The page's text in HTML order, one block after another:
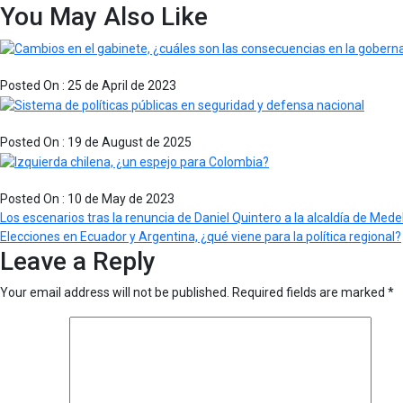
You May Also Like
Posted On : 25 de April de 2023
Posted On : 19 de August de 2025
Posted On : 10 de May de 2023
Post
navigation
Previous
post:
Los escenarios tras la renuncia de Daniel Quintero a la alcaldía de
Next
post:
Elecciones en Ecuador y Argentina, ¿qué viene para la política regional?
Leave a Reply
Your email address will not be published. Required fields are marked *